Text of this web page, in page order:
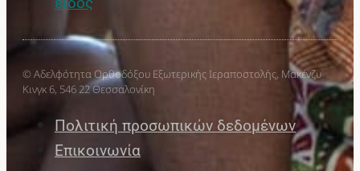
© Αδελφότητα Ορθοδόξου Εξωτερικής Ιεραποστολής, Μακένζυ
Κινγκ 6, 546 22 Θεσσαλονίκη
Πολιτική προσωπικών δεδομένων
Επικοινωνία